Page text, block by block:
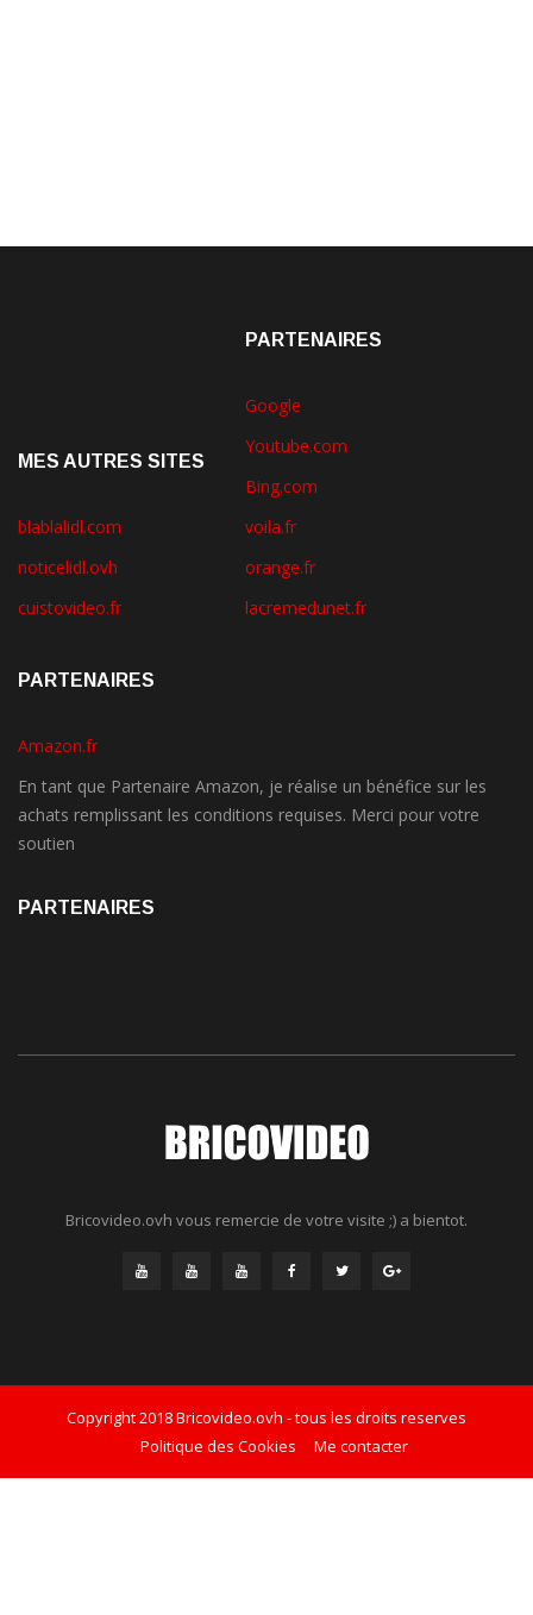
MES AUTRES SITES
blablalidl.com
noticelidl.ovh
cuistovideo.fr
PARTENAIRES
Google
Youtube.com
Bing.com
voila.fr
orange.fr
lacremedunet.fr
PARTENAIRES
Amazon.fr
En tant que Partenaire Amazon, je réalise un bénéfice sur les
achats remplissant les conditions requises. Merci pour votre
soutien
PARTENAIRES
Bricovideo.ovh vous remercie de votre visite ;) a bientot.
Copyright 2018 Bricovideo.ovh - tous les droits reserves
Politique des Cookies
Me contacter